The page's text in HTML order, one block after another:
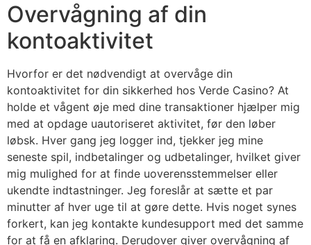
Overvågning af din
kontoaktivitet
Hvorfor er det nødvendigt at overvåge din
kontoaktivitet for din sikkerhed hos Verde Casino? At
holde et vågent øje med dine transaktioner hjælper mig
med at opdage uautoriseret aktivitet, før den løber
løbsk. Hver gang jeg logger ind, tjekker jeg mine
seneste spil, indbetalinger og udbetalinger, hvilket giver
mig mulighed for at finde uoverensstemmelser eller
ukendte indtastninger. Jeg foreslår at sætte et par
minutter af hver uge til at gøre dette. Hvis noget synes
forkert, kan jeg kontakte kundesupport med det samme
for at få en afklaring. Derudover giver overvågning af